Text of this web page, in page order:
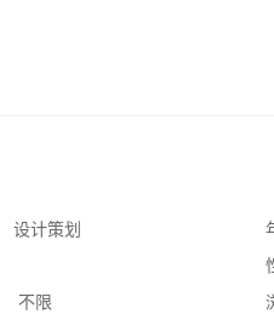
设计策划
不限